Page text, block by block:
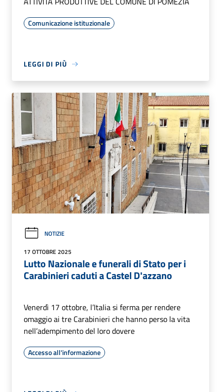
Comunicazione istituzionale
LEGGI DI PIÙ
NOTIZIE
17 OTTOBRE 2025
Lutto Nazionale e funerali di Stato per i
Carabinieri caduti a Castel D'azzano
Venerdì 17 ottobre, l’Italia si ferma per rendere
omaggio ai tre Carabinieri che hanno perso la vita
nell’adempimento del loro dovere
Accesso all'informazione